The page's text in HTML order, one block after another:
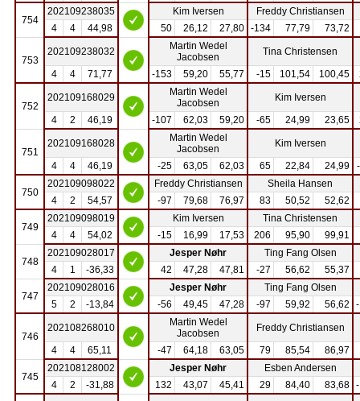
754
202109238035 Kim Iversen
Freddy Christiansen
4
4 44,98 50 26,12 27,80 -134 77,79 73,72
753
202109238032
Martin Wedel
Jacobsen
Tina Christensen
4
4 71,77 -153 59,20 55,77 -15 101,54 100,45
752
202109168029
Martin Wedel
Jacobsen
Kim Iversen
4
2 46,19 -107 62,03 59,20 -65 24,99 23,65
751
202109168028
Martin Wedel
Jacobsen
Kim Iversen
4
4 46,19 -25 63,05 62,03 65 22,84 24,99
750
202109098022 Freddy Christiansen
Sheila Hansen
4
2 54,57 -97 79,68 76,97 83 50,52 52,62
749
202109098019 Kim Iversen
Tina Christensen
4
4 54,02 -15 16,99 17,53 206 95,90 99,91
748
202109028017 Jesper Nøhr
Ting Fang Olsen
4
1 -36,33 42 47,28 47,81 -27 56,62 55,37
747
202109028016 Jesper Nøhr
Ting Fang Olsen
5
2 -13,84 -56 49,45 47,28 -97 59,92 56,62
746
202108268010
Martin Wedel
Jacobsen
Freddy Christiansen
4
4 65,11 -47 64,18 63,05 79 85,54 86,97
745
202108128002 Jesper Nøhr
Esben Andersen
4
2 -31,88 132 43,07 45,41 29 84,40 83,68